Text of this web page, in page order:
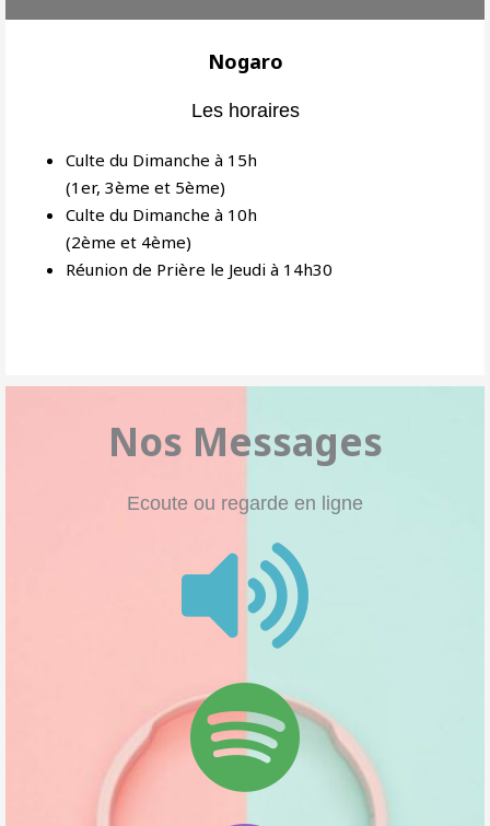
Nogaro
Les horaires
Culte du Dimanche à 15h
(1er, 3ème et 5ème)
Culte du Dimanche à 10h
(2ème et 4ème)
Réunion de Prière le Jeudi à 14h30
Nos Messages
Ecoute ou regarde en ligne